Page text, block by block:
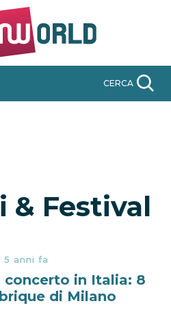
CERCA
& Festival
5 anni fa
concerto in Italia: 8
di Milano